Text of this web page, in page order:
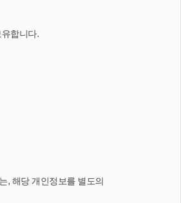
합니다.
, 해당 개인정보를 별도의